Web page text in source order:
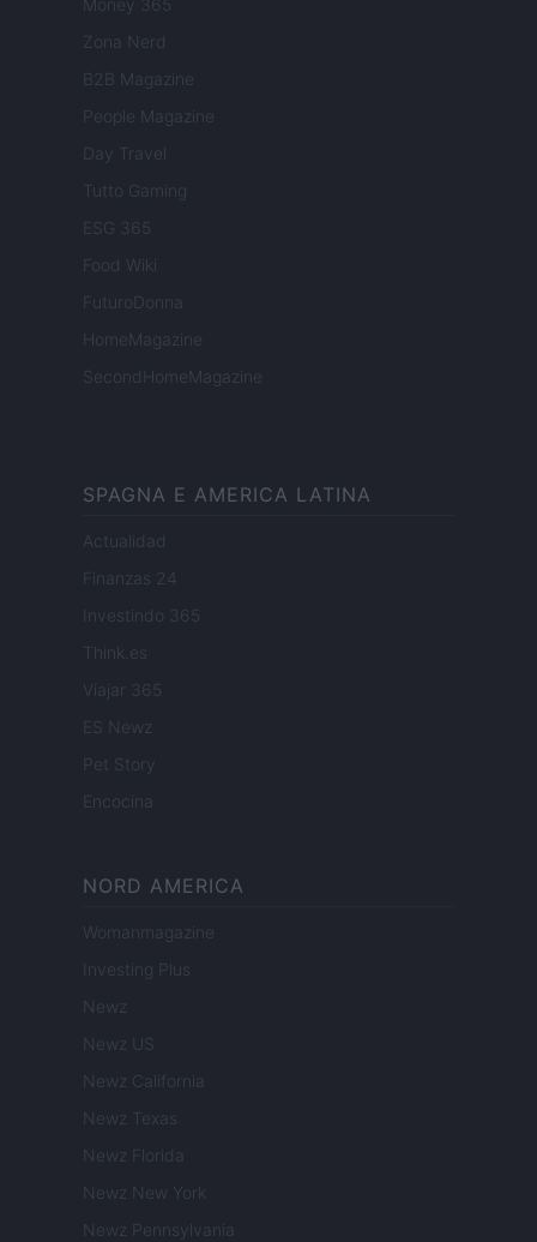
Money 365
Zona Nerd
B2B Magazine
People Magazine
Day Travel
Tutto Gaming
ESG 365
Food Wiki
FuturoDonna
HomeMagazine
SecondHomeMagazine
SPAGNA E AMERICA LATINA
Actualidad
Finanzas 24
Investindo 365
Think.es
Viajar 365
ES Newz
Pet Story
Encocina
NORD AMERICA
Womanmagazine
Investing Plus
Newz
Newz US
Newz California
Newz Texas
Newz Florida
Newz New York
Newz Pennsylvania